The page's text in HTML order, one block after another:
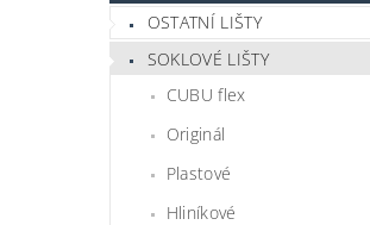
OSTATNÍ LIŠTY
SOKLOVÉ LIŠTY
CUBU flex
Originál
Plastové
Hliníkové